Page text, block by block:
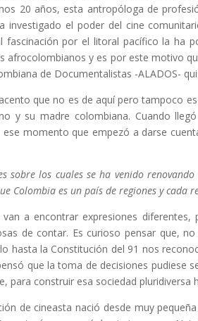
20 años, esta antropóloga de
investigado el poder del cine
fascinación por el litoral pacífico la ha
afrocolombianos y es por este motivo
de Documentalistas -ALADOS-
que no es de aquí pero tampoco
y su madre colombiana. Cuando
ese momento que empezó a darse
sobre los cuales se ha venido
Colombia es un país de regiones y
van a encontrar expresiones
de contar. Es curioso pensar que,
hasta la Constitución del 91 nos
que la toma de decisiones pudiese
para construir esa sociedad pluridiversa
de cineasta nació desde muy